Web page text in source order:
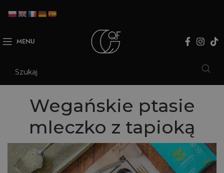
MENU
Wegańskie ptasie
mleczko z tapioką